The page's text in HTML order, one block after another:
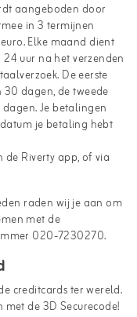
aangeboden door
in 3 termijnen
Elke maand dient
uur na het verzenden
De eerste
dagen, de tweede
Je betalingen
je betaling hebt
Riverty app, of via
raden wij je aan om
met de
020-7230270.
creditcards ter wereld.
de 3D Securecode!